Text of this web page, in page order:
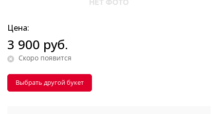
Цена:
3 900 руб.
Скоро появится
Выбрать другой букет